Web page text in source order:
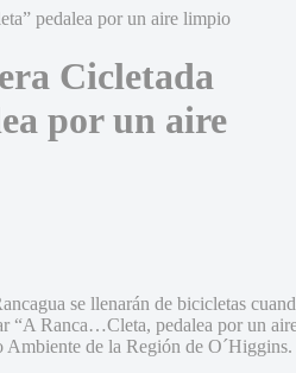
Cicletada
por un aire
se llenarán de bicicletas
“A Ranca…Cleta, pedalea por un
de la Región de O´Higgins.